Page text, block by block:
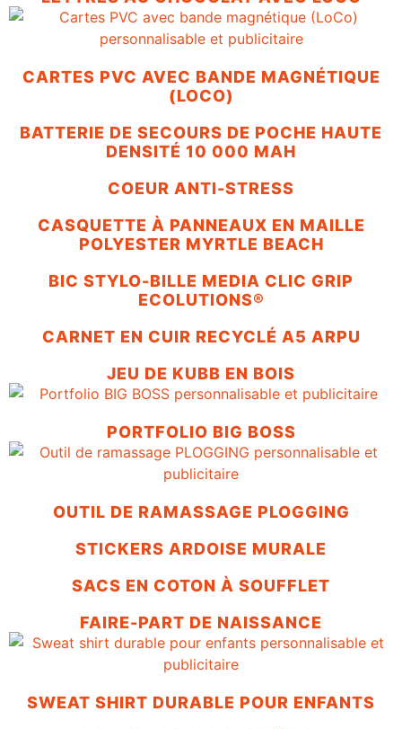
CARTES PVC AVEC BANDE MAGNÉTIQUE
(LOCO)
BATTERIE DE SECOURS DE POCHE HAUTE
DENSITÉ 10 000 MAH
COEUR ANTI-STRESS
CASQUETTE À PANNEAUX EN MAILLE
POLYESTER MYRTLE BEACH
BIC STYLO-BILLE MEDIA CLIC GRIP
ECOLUTIONS®
CARNET EN CUIR RECYCLÉ A5 ARPU
JEU DE KUBB EN BOIS
PORTFOLIO BIG BOSS
OUTIL DE RAMASSAGE PLOGGING
STICKERS ARDOISE MURALE
SACS EN COTON À SOUFFLET
FAIRE-PART DE NAISSANCE
SWEAT SHIRT DURABLE POUR ENFANTS